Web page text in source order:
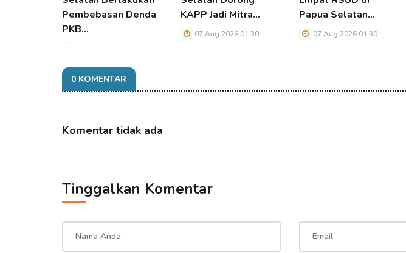
Pembebasan Denda
PKB…
KAPP Jadi Mitra…
07 Aug 2026 01:30
Papua Selatan…
07 Aug 2026 01:30
0 KOMENTAR
Komentar tidak ada
Tinggalkan Komentar